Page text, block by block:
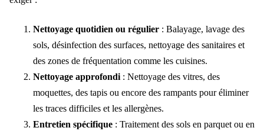
Nettoyage quotidien ou régulier : Balayage, lavage des
sols, désinfection des surfaces, nettoyage des sanitaires et
des zones de fréquentation comme les cuisines.
Nettoyage approfondi : Nettoyage des vitres, des
moquettes, des tapis ou encore des rampants pour éliminer
les traces difficiles et les allergènes.
Entretien spécifique : Traitement des sols en parquet ou en